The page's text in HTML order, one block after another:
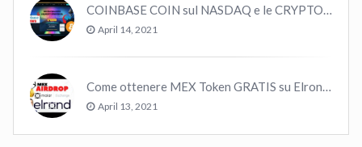
COINBASE COIN sul NASDAQ e le CRYPTO volano!
April 14, 2021
Come ottenere MEX Token GRATIS su Elrond ?
April 13, 2021